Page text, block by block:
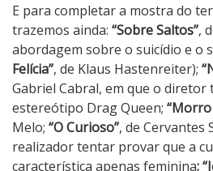
E para completar a mostra do
trazemos ainda: “Sobre Saltos”,
abordagem sobre o suicídio e o
Felícia”, de Klaus Hastenreiter);
Gabriel Cabral, em que o diretor
estereótipo Drag Queen; “Morro
Melo; “O Curioso”, de Cervantes
realizador tentar provar que a
característica apenas feminina;